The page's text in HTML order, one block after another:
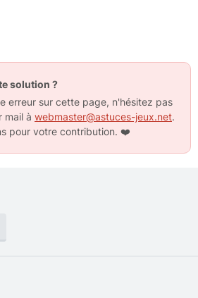
solution ?
erreur sur cette page, n'hésitez pas
mail à webmaster@astuces-jeux.net.
pour votre contribution. ❤️